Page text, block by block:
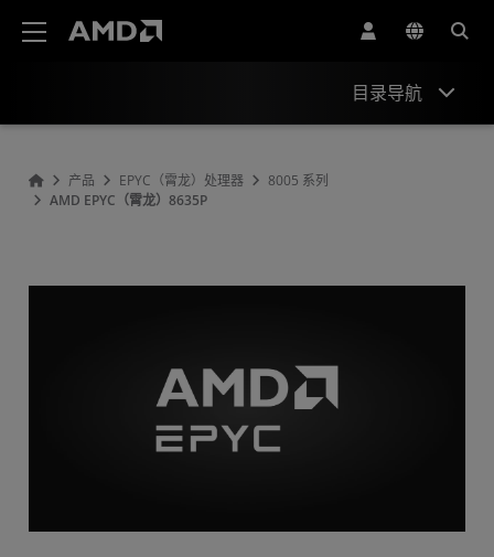
目录导航
产品 EPYC（霄龙）处理器
8005 系列
AMD EPYC（霄龙）8635P